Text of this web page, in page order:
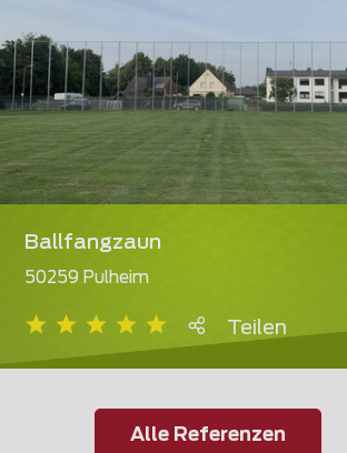
Ballfangzaun
50259 Pulheim
Teilen
Alle Referenzen